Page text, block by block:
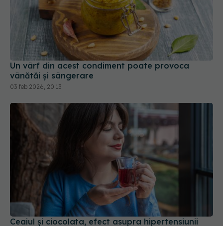
Un vârf din acest condiment poate provoca
vânătăi și sângerare
03 feb 2026, 20:13
Ceaiul și ciocolata, efect asupra hipertensiunii